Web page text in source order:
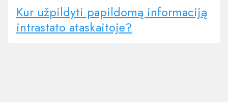
Kur užpildyti papildomą informaciją
intrastato ataskaitoje?